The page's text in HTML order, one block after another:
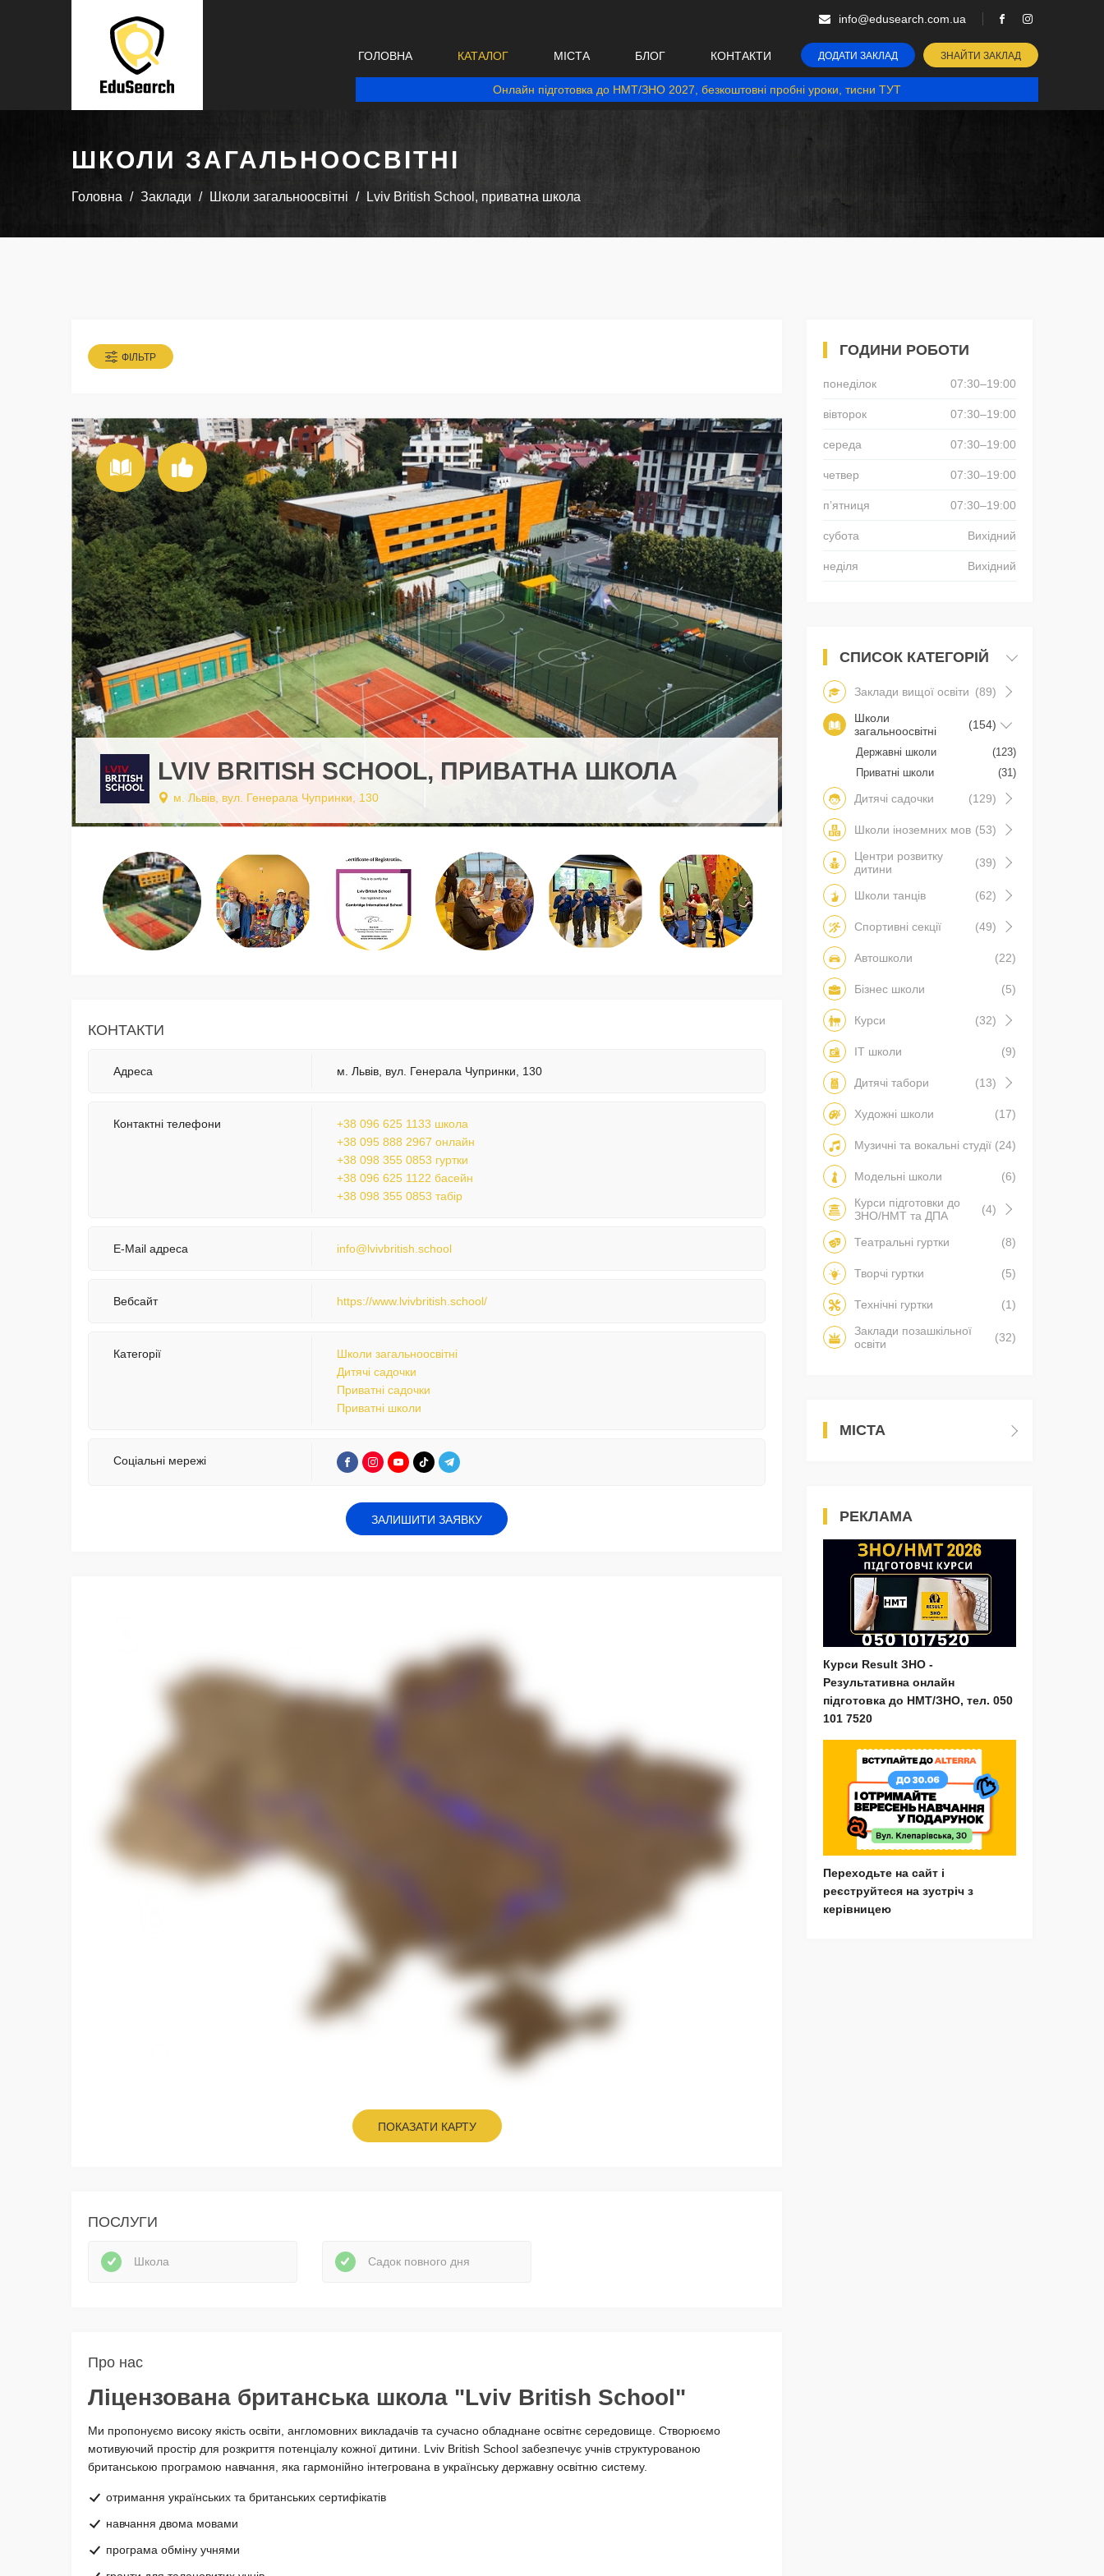
info@edusearch.com.ua
ГОЛОВНА КАТАЛОГ МІСТА БЛОГ КОНТАКТИ ДОДАТИ ЗАКЛАД ЗНАЙТИ ЗАКЛАД
Онлайн підготовка до НМТ/ЗНО 2027, безкоштовні пробні уроки, тисни ТУТ
ШКОЛИ ЗАГАЛЬНООСВІТНІ
Головна Заклади Школи загальноосвітні Lviv British School, приватна школа
ФІЛЬТР
LVIV BRITISH SCHOOL, ПРИВАТНА ШКОЛА
м. Львів, вул. Генерала Чупринки, 130
КОНТАКТИ
Адреса м. Львів, вул. Генерала Чупринки, 130
Контактні телефони
+38 096 625 1133 школа
+38 095 888 2967 онлайн
+38 098 355 0853 гуртки
+38 096 625 1122 басейн
+38 098 355 0853 табір
E-Mail адреса info@lvivbritish.school
Вебсайт https://www.lvivbritish.school/
Категорії
Школи загальноосвітні
Дитячі садочки
Приватні садочки
Приватні школи
Соціальні мережі
ЗАЛИШИТИ ЗАЯВКУ
ПОКАЗАТИ КАРТУ
ПОСЛУГИ
Школа Садок повного дня
Про нас
Ліцензована британська школа "Lviv British School"
Ми пропонуємо високу якість освіти, англомовних викладачів та сучасно обладнане освітнє середовище. Створюємо
мотивуючий простір для розкриття потенціалу кожної дитини. Lviv British School забезпечує учнів структурованою
британською програмою навчання, яка гармонійно інтегрована в українську державну освітню систему.
отримання українських та британських сертифікатів
навчання двома мовами
програма обміну учнями
ГОДИНИ РОБОТИ
понеділок 07:30–19:00
вівторок 07:30–19:00
середа 07:30–19:00
четвер 07:30–19:00
пʼятниця 07:30–19:00
субота Вихідний
неділя Вихідний
СПИСОК КАТЕГОРІЙ
Заклади вищої освіти (89)
Школи
загальноосвітні
(154)
Державні школи
(123)
Приватні школи
(31)
Дитячі садочки (129)
Школи іноземних мов (53)
Центри розвитку
дитини
(39)
Школи танців (62)
Спортивні секції (49)
Автошколи (22)
Бізнес школи (5)
Курси (32)
IT школи (9)
Дитячі табори (13)
Художні школи (17)
Музичні та вокальні студії (24)
Модельні школи
(6)
Курси підготовки до
ЗНО/НМТ та ДПА
(4)
Театральні гуртки (8)
Творчі гуртки (5)
Технічні гуртки
(1)
Заклади позашкільної
освіти
(32)
МІСТА
РЕКЛАМА
Курси Result ЗНО -
Результативна онлайн
підготовка до НМТ/ЗНО, тел. 050
101 7520
Переходьте на сайт і
реєструйтеся на зустріч з
керівницею